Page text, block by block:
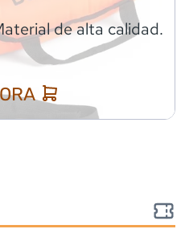
de alta calidad.